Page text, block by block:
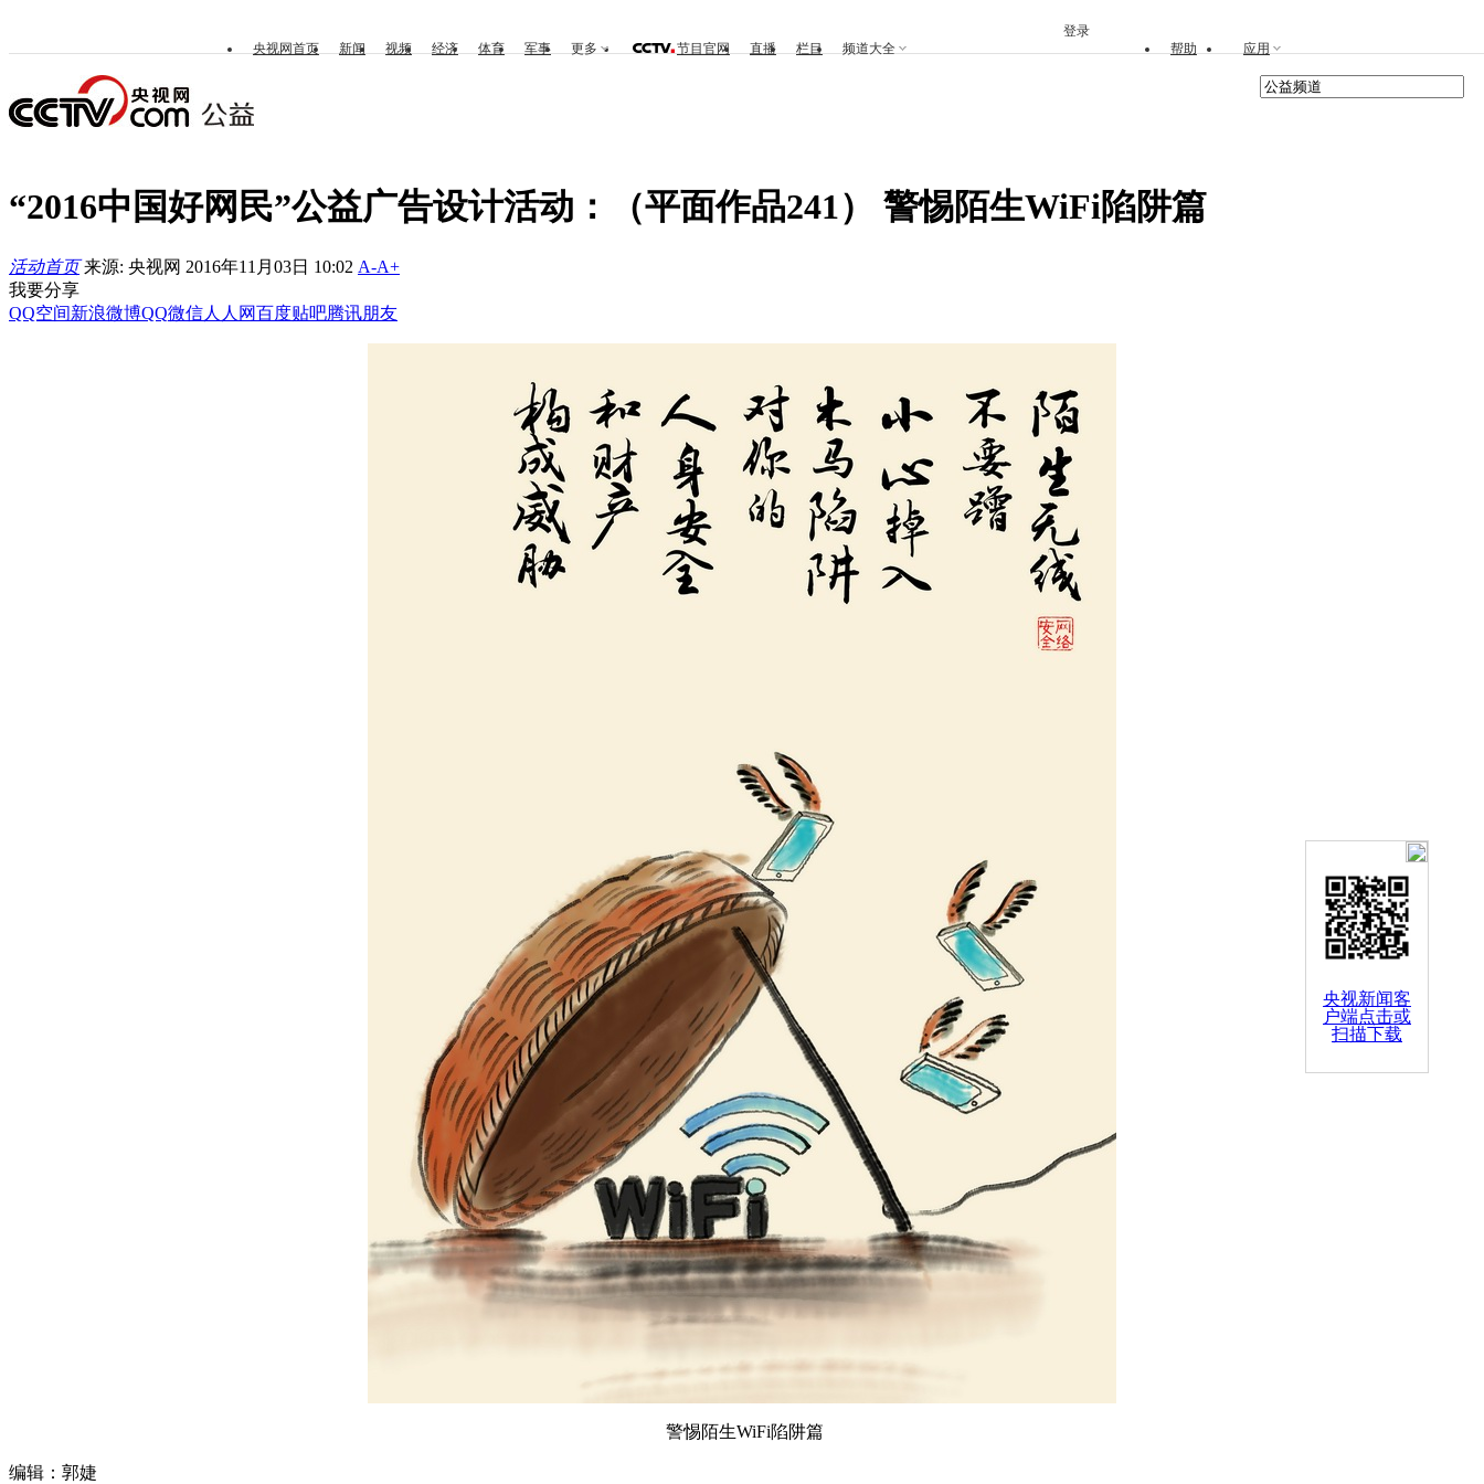
央视新闻客
户端点击或
扫描下载
央视网首页 新闻 视频 经济 体育 军事 更多 节目官网 直播 栏目 频道大全 帮助 应用
登录
“2016中国好网民”公益广告设计活动：（平面作品241） 警惕陌生WiFi陷阱篇
活动首页 来源: 央视网 2016年11月03日 10:02 A-A+
我要分享
QQ空间新浪微博QQ微信人人网百度贴吧腾讯朋友
警惕陌生WiFi陷阱篇
编辑：郭婕